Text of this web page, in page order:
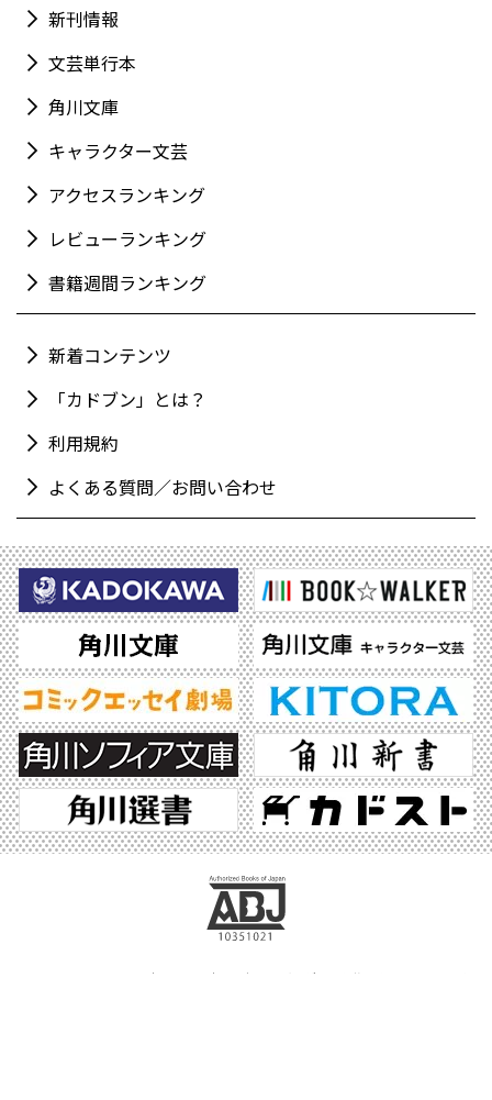
新刊情報
文芸単行本
角川文庫
キャラクター文芸
アクセスランキング
レビューランキング
書籍週間ランキング
新着コンテンツ
「カドブン」とは？
利用規約
よくある質問／お問い合わせ
ABJマークは、この電子書店・電子書籍配信サービスが、著作権者からコンテンツ使